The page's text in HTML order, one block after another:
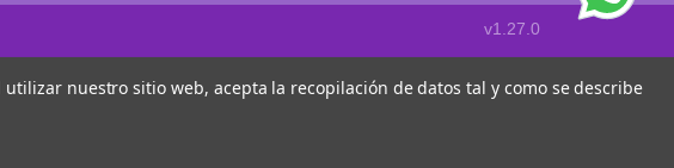
v1.27.0
utilizar nuestro sitio web, acepta la recopilación de datos tal y como se describe